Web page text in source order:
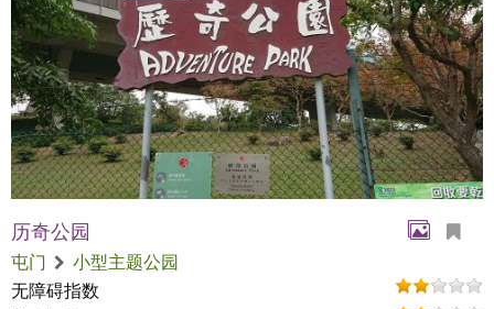
历奇公园
屯门
小型主题公园
无障碍指数